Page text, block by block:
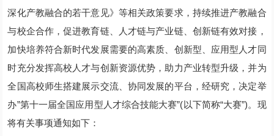
深化产教融合的若干意见》等相关政策要求，持续推进产教融合
与校企合作，促进教育链、人才链与产业链、创新链有效对接，
加快培养符合新时代发展需要的高素质、创新型、应用型人才同
时充分发挥高校人才与创新资源优势，助力产业转型升级，并为
全国高校师生搭建展示交流、协同发展的平台，经研究，决定举
办”第十一届全国应用型人才综合技能大赛”(以下简称“大赛”)。现
将有关事项通知如下：